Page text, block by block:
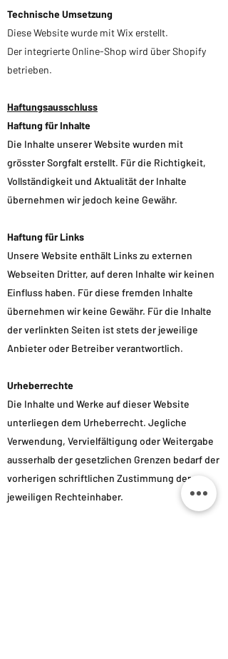
Technische Umsetzung
Diese Website wurde mit Wix erstellt.
Der integrierte Online-Shop wird über Shopify
betrieben.
Haftungsausschluss
Haftung für Inhalte
Die Inhalte unserer Website wurden mit
grösster Sorgfalt erstellt. Für die Richtigkeit,
Vollständigkeit und Aktualität der Inhalte
übernehmen wir jedoch keine Gewähr.
Haftung für Links
Unsere Website enthält Links zu externen
Webseiten Dritter, auf deren Inhalte wir keinen
Einfluss haben. Für diese fremden Inhalte
übernehmen wir keine Gewähr. Für die Inhalte
der verlinkten Seiten ist stets der jeweilige
Anbieter oder Betreiber verantwortlich.
Urheberrechte
Die Inhalte und Werke auf dieser Website
unterliegen dem Urheberrecht. Jegliche
Verwendung, Vervielfältigung oder Weitergabe
ausserhalb der gesetzlichen Grenzen bedarf der
vorherigen schriftlichen Zustimmung der
jeweiligen Rechteinhaber.